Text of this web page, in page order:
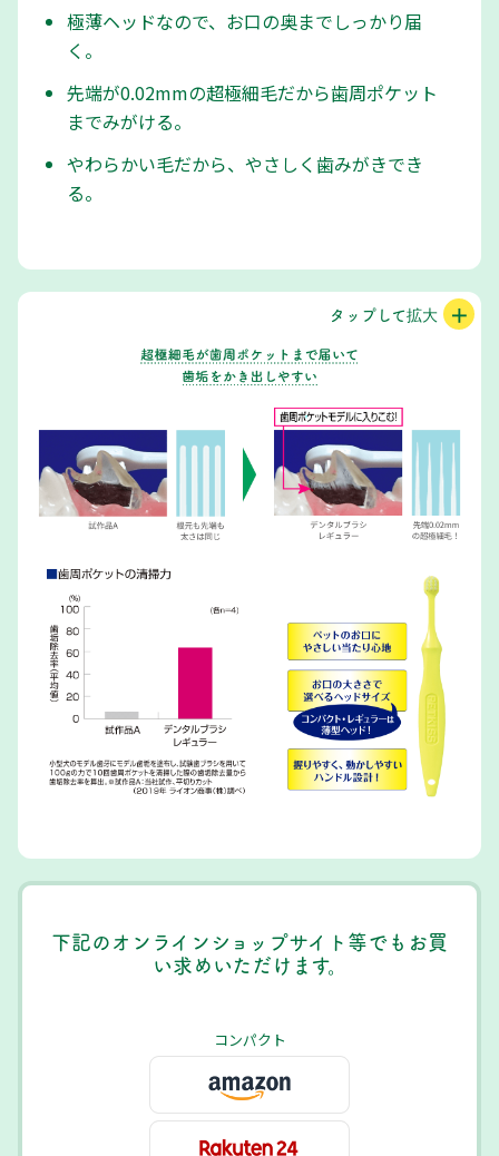
極薄ヘッドなので、お口の奥までしっかり届
く。
先端が0.02mmの超極細毛だから歯周ポケット
までみがける。
やわらかい毛だから、やさしく歯みがきでき
る。
下記のオンラインショップサイト等でもお買
い求めいただけます。
コンパクト